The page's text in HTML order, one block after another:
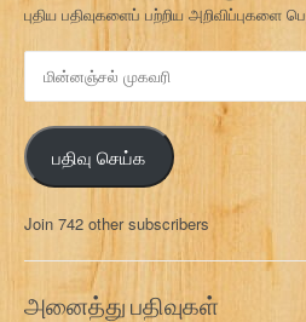
புதிய பதிவுகளைப் பற்றிய அறிவிப்புகளை
ஞ்
ச
ல்
க
வ
பதிவு செய்க
Join 742 other subscribers
அனைத்து பதிவுகள்